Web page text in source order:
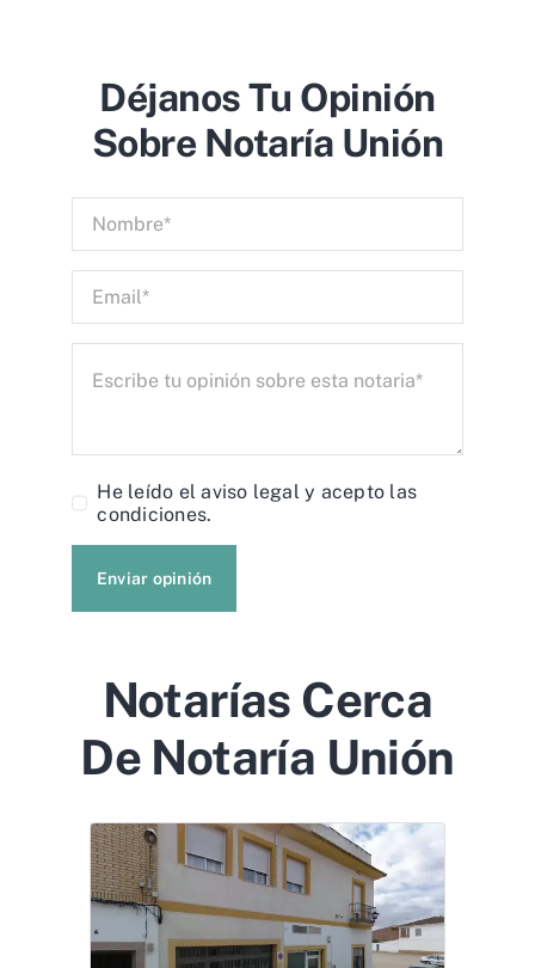
Déjanos Tu Opinión
Sobre Notaría Unión
He leído elaviso legal y acepto las
condiciones.
Enviar opinión
Notarías Cerca
De Notaría Unión